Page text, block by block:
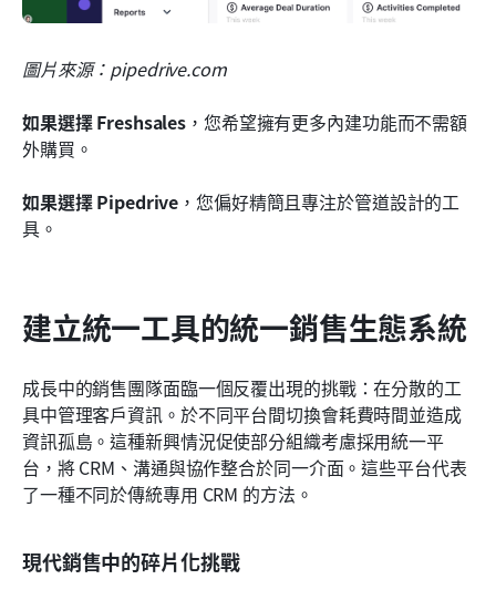
圖片來源：pipedrive.com
如果選擇 Freshsales ，您希望擁有更多內建功能而不需額
外購買。
如果選擇 Pipedrive ，您偏好精簡且專注於管道設計的工
具。
建立統一工具的統一銷售生態系統
成長中的銷售團隊面臨一個反覆出現的挑戰：在分散的工
具中管理客戶資訊。於不同平台間切換會耗費時間並造成
資訊孤島。這種新興情況促使部分組織考慮採用統一平
台，將 CRM、溝通與協作整合於同一介面。這些平台代表
了一種不同於傳統專用 CRM 的方法。
現代銷售中的碎片化挑戰